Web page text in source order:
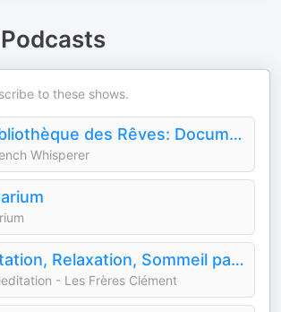
to these shows.
La Bibliothèque des Rêves: Documentaires pour s'endormir
Whisperer
Méditation, Relaxation, Sommeil par Gaia Meditation
- Les Frères Clément